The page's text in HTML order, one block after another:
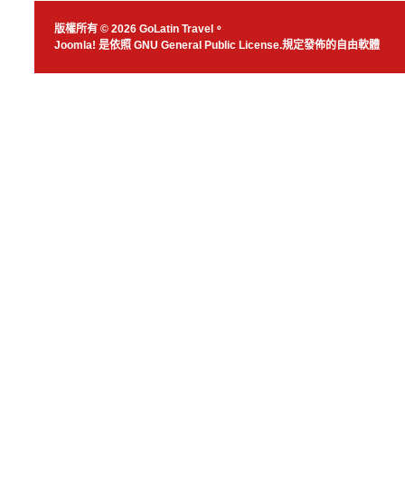
版權所有 © 2026 GoLatin Travel。
Joomla! 是依照 GNU General Public License.規定發佈的自由軟體